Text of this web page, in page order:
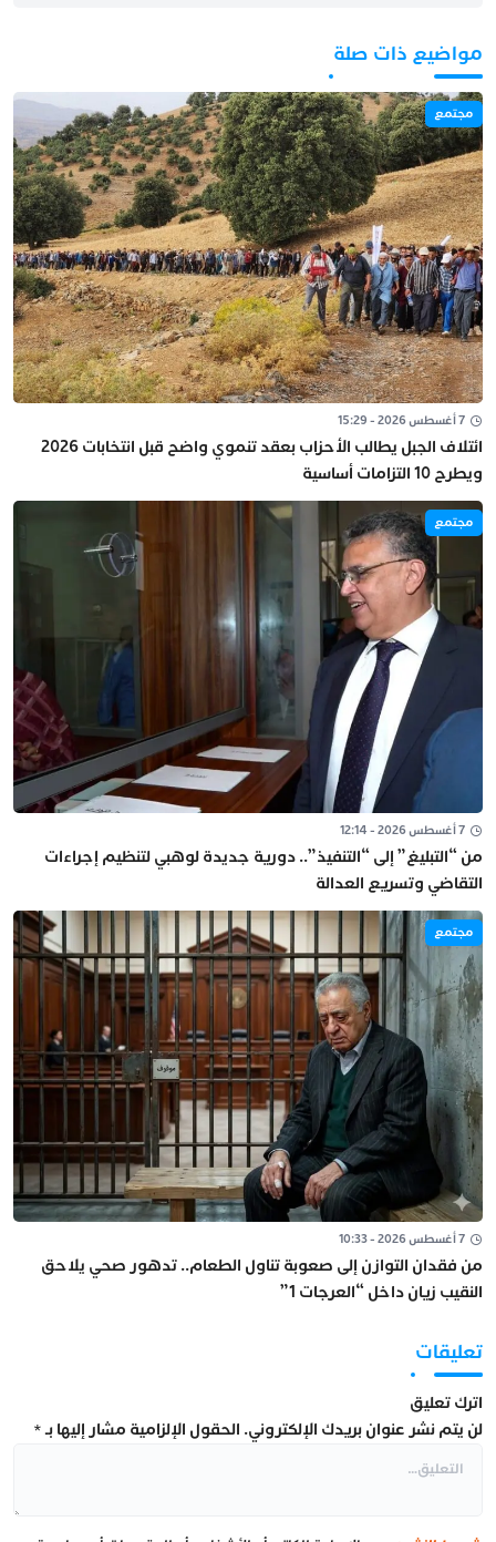
مواضيع ذات صلة
مجتمع
7 أغسطس 2026 - 15:29
ائتلاف الجبل يطالب الأحزاب بعقد تنموي واضح قبل انتخابات 2026
ويطرح 10 التزامات أساسية
مجتمع
7 أغسطس 2026 - 12:14
من “التبليغ” إلى “التنفيذ”.. دورية جديدة لوهبي لتنظيم إجراءات
التقاضي وتسريع العدالة
مجتمع
7 أغسطس 2026 - 10:33
من فقدان التوازن إلى صعوبة تناول الطعام.. تدهور صحي يلاحق
النقيب زيان داخل “العرجات 1”
تعليقات
اترك تعليق
لن يتم نشر عنوان بريدك الإلكتروني. الحقول الإلزامية مشار إليها بـ*